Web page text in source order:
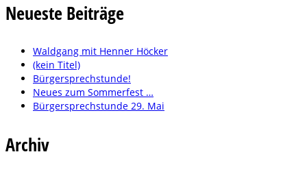
Neueste Beiträge
Waldgang mit Henner Höcker
(kein Titel)
Bürgersprechstunde!
Neues zum Sommerfest …
Bürgersprechstunde 29. Mai
Archiv